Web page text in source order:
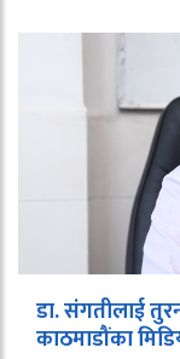
डा. संगतीलाई
काठमाडौंका